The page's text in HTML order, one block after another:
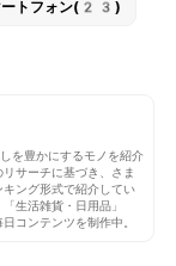
ートフォン(23)
を豊かにするモノを紹介
サーチに基づき、さま
ング形式で紹介してい
生活雑貨・日用品」
コンテンツを制作中。